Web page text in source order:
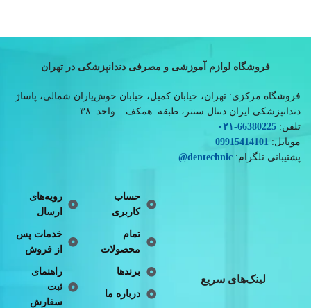
فروشگاه لوازم آموزشی و مصرفی دندانپزشکی در تهران
فروشگاه مرکزی: تهران، خیابان کمیل، خیابان خوش‌یاران شمالی، پاساژ
دندانپزشکی ایران دنتال سنتر، طبقه: همکف – واحد: ۳۸
تلفن: 66380225-۰۲۱
موبایل: 09915414101
پشتیبانی تلگرام: dentechnic
@
لینک‌های سریع
حساب
کاربری
تمام
محصولات
برندها
درباره ما
رویه‌های
ارسال
خدمات پس
از فروش
راهنمای
ثبت
سفارش